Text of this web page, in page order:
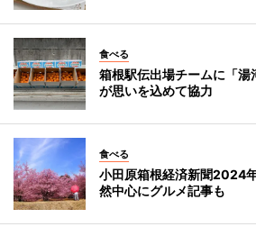
食べる
箱根駅伝出場チームに「
が思いを込めて協力
食べる
小田原箱根経済新聞2024
然中心にグルメ記事も